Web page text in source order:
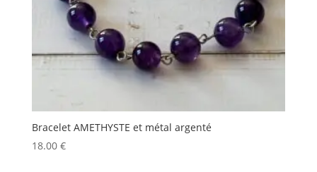
Bracelet AMETHYSTE et métal argenté
18.00 €